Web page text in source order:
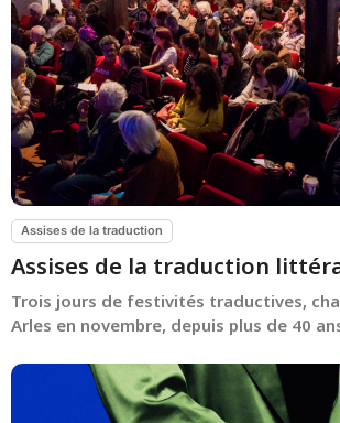
Assises de la traduction
Assises de la traduction
Trois jours de festivités traductives,
Arles en novembre, depuis plus de 40